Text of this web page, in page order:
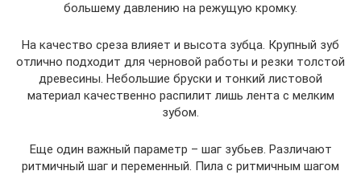
большему давлению на режущую кромку.
На качество среза влияет и высота зубца. Крупный зуб
отлично подходит для черновой работы и резки толстой
древесины. Небольшие бруски и тонкий листовой
материал качественно распилит лишь лента с мелким
зубом.
Еще один важный параметр – шаг зубьев. Различают
ритмичный шаг и переменный. Пила с ритмичным шагом